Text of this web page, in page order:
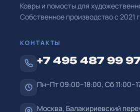
Ковры и помосты для
Собственное производство с 2021
КОНТАКТЫ
+7 495 487 99 97
Пн–Пт 09:00–18:00, Сб
Москва, Балакириевский